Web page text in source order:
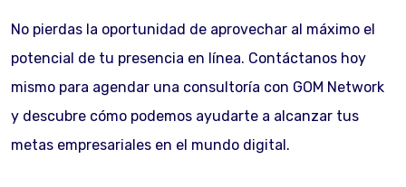
No pierdas la oportunidad de aprovechar al máximo el
potencial de tu presencia en línea. Contáctanos hoy
mismo para agendar una consultoría con GOM Network
y descubre cómo podemos ayudarte a alcanzar tus
metas empresariales en el mundo digital.